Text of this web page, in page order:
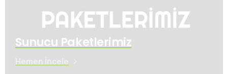
Sunucu Paketlerimiz